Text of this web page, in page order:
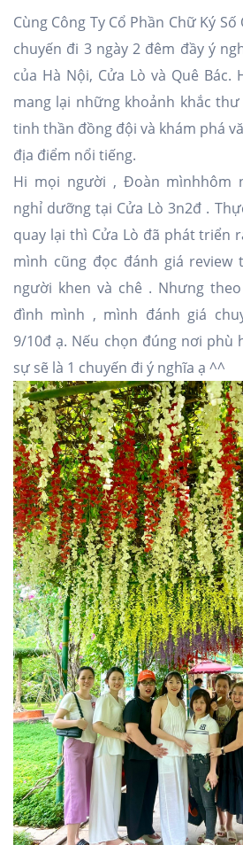
Cùng Công Ty Cổ Phần Chữ Ký
chuyến đi 3 ngày 2 đêm đầy ý
của Hà Nội, Cửa Lò và Quê
mang lại những khoảnh khắc
tinh thần đồng đội và khám phá
địa điểm nổi tiếng.
Hi mọi người , Đoàn mìnhhôm
nghỉ dưỡng tại Cửa Lò 3n2đ .
quay lại thì Cửa Lò đã phát triển
mình cũng đọc đánh giá review
người khen và chê . Nhưng
đình mình , mình đánh giá
9/10đ ạ. Nếu chọn đúng nơi phù
sự sẽ là 1 chuyến đi ý nghĩa ạ ^^